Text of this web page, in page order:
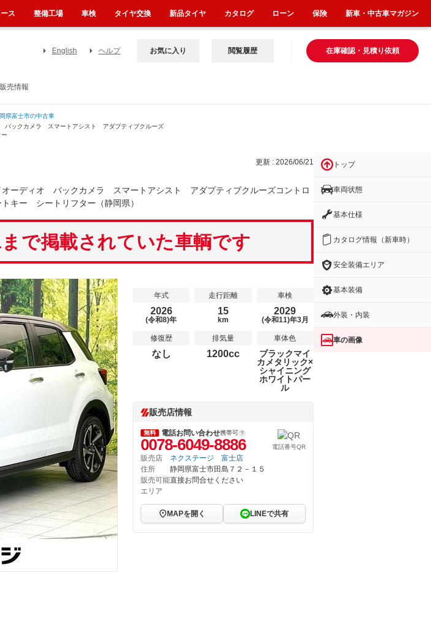
売情報
English ヘルプ 在庫確認・見積り依頼
お気に入り 閲覧履歴
県富士市の中古車
ックカメラ スマートアシスト アダプティブクルーズ
更新 : 2026/06/21
ーディオ バックカメラ スマートアシスト アダプティブクルーズコントロ
ー シートリフター（静岡県）
で掲載されていた車輌です
年式
2026
(令和8)年
走行距離
15
km
車検
2029
(令和11)年3月
修復歴
なし
排気量
1200cc
車体色
ブラックマイ
カメタリック×
シャイニング
ホワイトパー
ル
販売店情報
無料 電話お問い合わせ携帯可
0078-6049-8886 電話番号QR
販売店
ネクステージ 富士店
住所
静岡県富士市田島７２－１５
販売可能
エリア
直接お問合せください
MAPを開く LINEで共有
トップ
車両状態
基本仕様
カタログ情報（新車時）
安全装備エリア
基本装備
外装・内装
車の画像
ス 整備工場 車検 タイヤ交換 新品タイヤ カタログ ローン 保険 新車・中古車マガジン